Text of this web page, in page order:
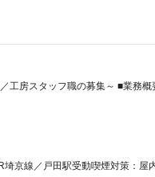
工房スタッフ職の募集～ ■業務概
京線／戸田駅受動喫煙対策：屋